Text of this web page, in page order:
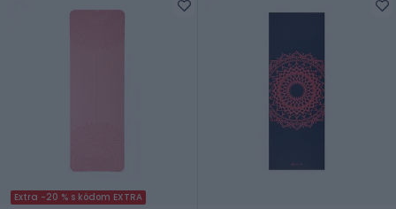
Extra -20 % s kódom EXTRA